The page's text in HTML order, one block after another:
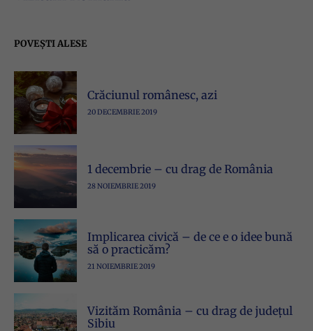
POVEȘTI ALESE
Crăciunul românesc, azi
20 DECEMBRIE 2019
1 decembrie – cu drag de România
28 NOIEMBRIE 2019
Implicarea civică – de ce e o idee bună
să o practicăm?
21 NOIEMBRIE 2019
Vizităm România – cu drag de județul
Sibiu